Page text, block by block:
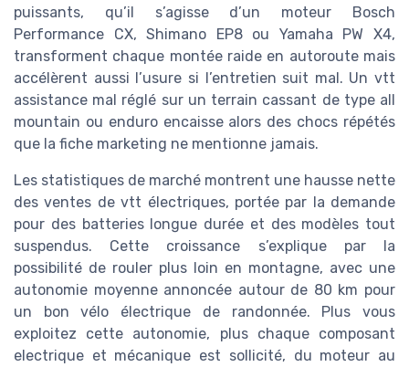
puissants, qu’il s’agisse d’un moteur Bosch
Performance CX, Shimano EP8 ou Yamaha PW X4,
transforment chaque montée raide en autoroute mais
accélèrent aussi l’usure si l’entretien suit mal. Un vtt
assistance mal réglé sur un terrain cassant de type all
mountain ou enduro encaisse alors des chocs répétés
que la fiche marketing ne mentionne jamais.
Les statistiques de marché montrent une hausse nette
des ventes de vtt électriques, portée par la demande
pour des batteries longue durée et des modèles tout
suspendus. Cette croissance s’explique par la
possibilité de rouler plus loin en montagne, avec une
autonomie moyenne annoncée autour de 80 km pour
un bon vélo électrique de randonnée. Plus vous
exploitez cette autonomie, plus chaque composant
electrique et mécanique est sollicité, du moteur au